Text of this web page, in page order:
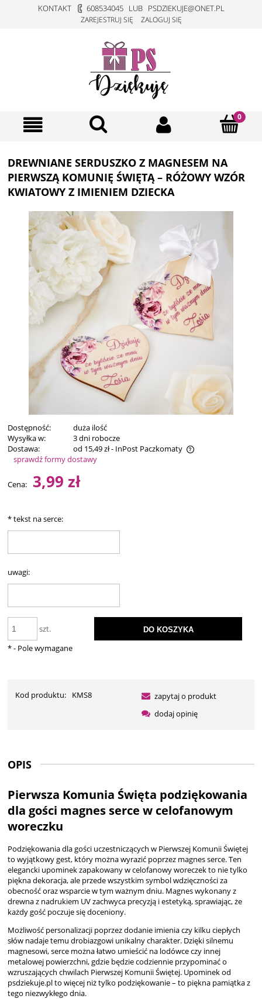
KONTAKT 608534045LUB PSDZIEKUJE@ONET.PL
ZAREJESTRUJ SIĘ ZALOGUJ SIĘ
DREWNIANE SERDUSZKO Z MAGNESEM NA
PIERWSZĄ KOMUNIĘ ŚWIĘTĄ – RÓŻOWY WZÓR
KWIATOWY Z IMIENIEM DZIECKA
Dostępność:
duża ilość
Wysyłka w:
3 dni robocze
Dostawa:
od 15,49 zł- InPost Paczkomaty
Cena nie zawiera ewentualnych kosztów płatności
sprawdź formy dostawy
Cena: 3,99 zł
*tekst na serce:
uwagi:
szt. DO KOSZYKA
*- Pole wymagane
Kod produktu: KMS8
zapytaj o produkt
dodaj opinię
OPIS
Pierwsza Komunia Święta podziękowania
dla gości magnes serce w celofanowym
woreczku
Podziękowania dla gości uczestniczących w Pierwszej Komunii Świętej
to wyjątkowy gest, który można wyrazić poprzez magnes serce. Ten
elegancki upominek zapakowany w celofanowy woreczek to nie tylko
piękna dekoracja, ale przede wszystkim symbol wdzięczności za
obecność oraz wsparcie w tym ważnym dniu. Magnes wykonany z
drewna z nadrukiem UV zachwyca precyzją i estetyką, sprawiając, że
każdy gość poczuje się doceniony.
Możliwość personalizacji poprzez dodanie imienia czy kilku ciepłych
słów nadaje temu drobiazgowi unikalny charakter. Dzięki silnemu
magnesowi, serce można łatwo umieścić na lodówce czy innej
metalowej powierzchni, gdzie będzie codziennie przypominać o
wzruszających chwilach Pierwszej Komunii Świętej. Upominek od
psdziekuje.pl to więcej niż tylko podziękowanie – to piękna pamiątka z
tego niezwykłego dnia.